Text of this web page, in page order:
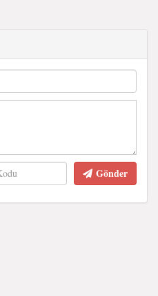
Gönder